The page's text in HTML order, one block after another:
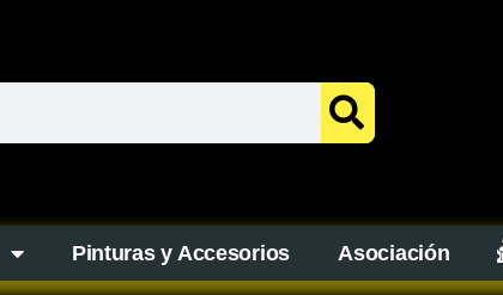
Pinturas y Accesorios Asociación